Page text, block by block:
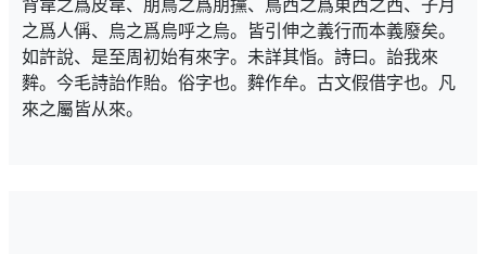
之爲人偁、烏之爲烏呼之烏。皆引伸之義行而本義廢矣。
如許說、是至周初始有來字。未詳其恉。詩曰。詒我來
麰。今毛詩詒作貽。俗字也。麰作牟。古文假借字也。凡
來之屬皆从來。